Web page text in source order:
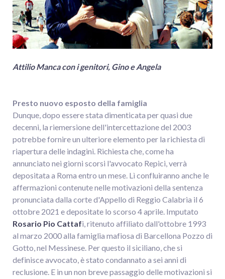
Attilio Manca con i genitori, Gino e Angela
Presto nuovo esposto della famiglia
Dunque, dopo essere stata dimenticata per quasi due
decenni, la riemersione dell'intercettazione del 2003
potrebbe fornire un ulteriore elemento per la richiesta di
riapertura delle indagini. Richiesta che, come ha
annunciato nei giorni scorsi l'avvocato Repici, verrà
depositata a Roma entro un mese. Lì confluiranno anche le
affermazioni contenute nelle motivazioni della sentenza
pronunciata dalla corte d'Appello di Reggio Calabria il 6
ottobre 2021 e depositate lo scorso 4 aprile. Imputato
Rosario Pio Cattafi, ritenuto affiliato dall'ottobre 1993
al marzo 2000 alla famiglia mafiosa di Barcellona Pozzo di
Gotto, nel Messinese. Per questo il siciliano, che si
definisce avvocato, è stato condannato a sei anni di
reclusione. E in un non breve passaggio delle motivazioni si